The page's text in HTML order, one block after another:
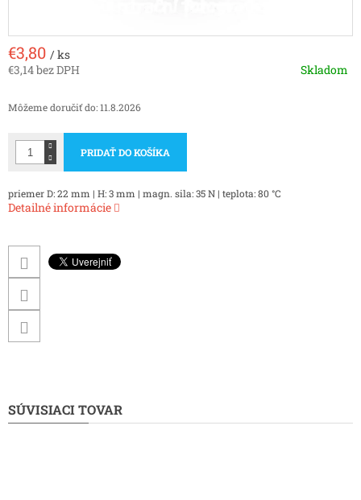
€3,80 / ks
€3,14 bez DPH
cena:
Skladom
Môžeme doručiť do:11.8.2026
PRIDAŤ DO KOŠÍKA
priemer D: 22 mm | H: 3 mm | magn. sila: 35 N | teplota: 80 °C
Detailné informácie
SÚVISIACI TOVAR